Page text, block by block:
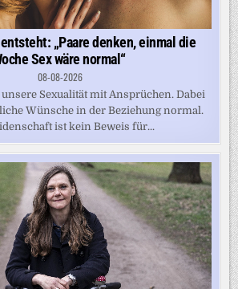
„Paare denken, einmal die
Sex wäre normal“
08-08-2026
Sexualität mit Ansprüchen. Dabei
Wünsche in der Beziehung normal.
ist kein Beweis für...